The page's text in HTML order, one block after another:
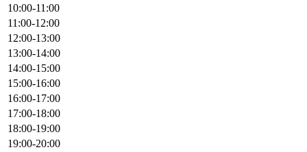
10:00-11:00
11:00-12:00
12:00-13:00
13:00-14:00
14:00-15:00
15:00-16:00
16:00-17:00
17:00-18:00
18:00-19:00
19:00-20:00